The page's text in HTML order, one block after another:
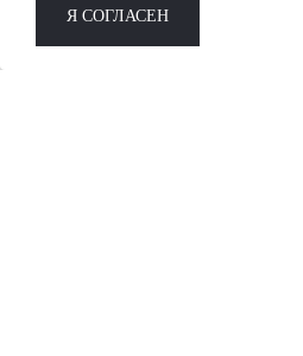
*не суммируется с
Я СОГЛАСЕН